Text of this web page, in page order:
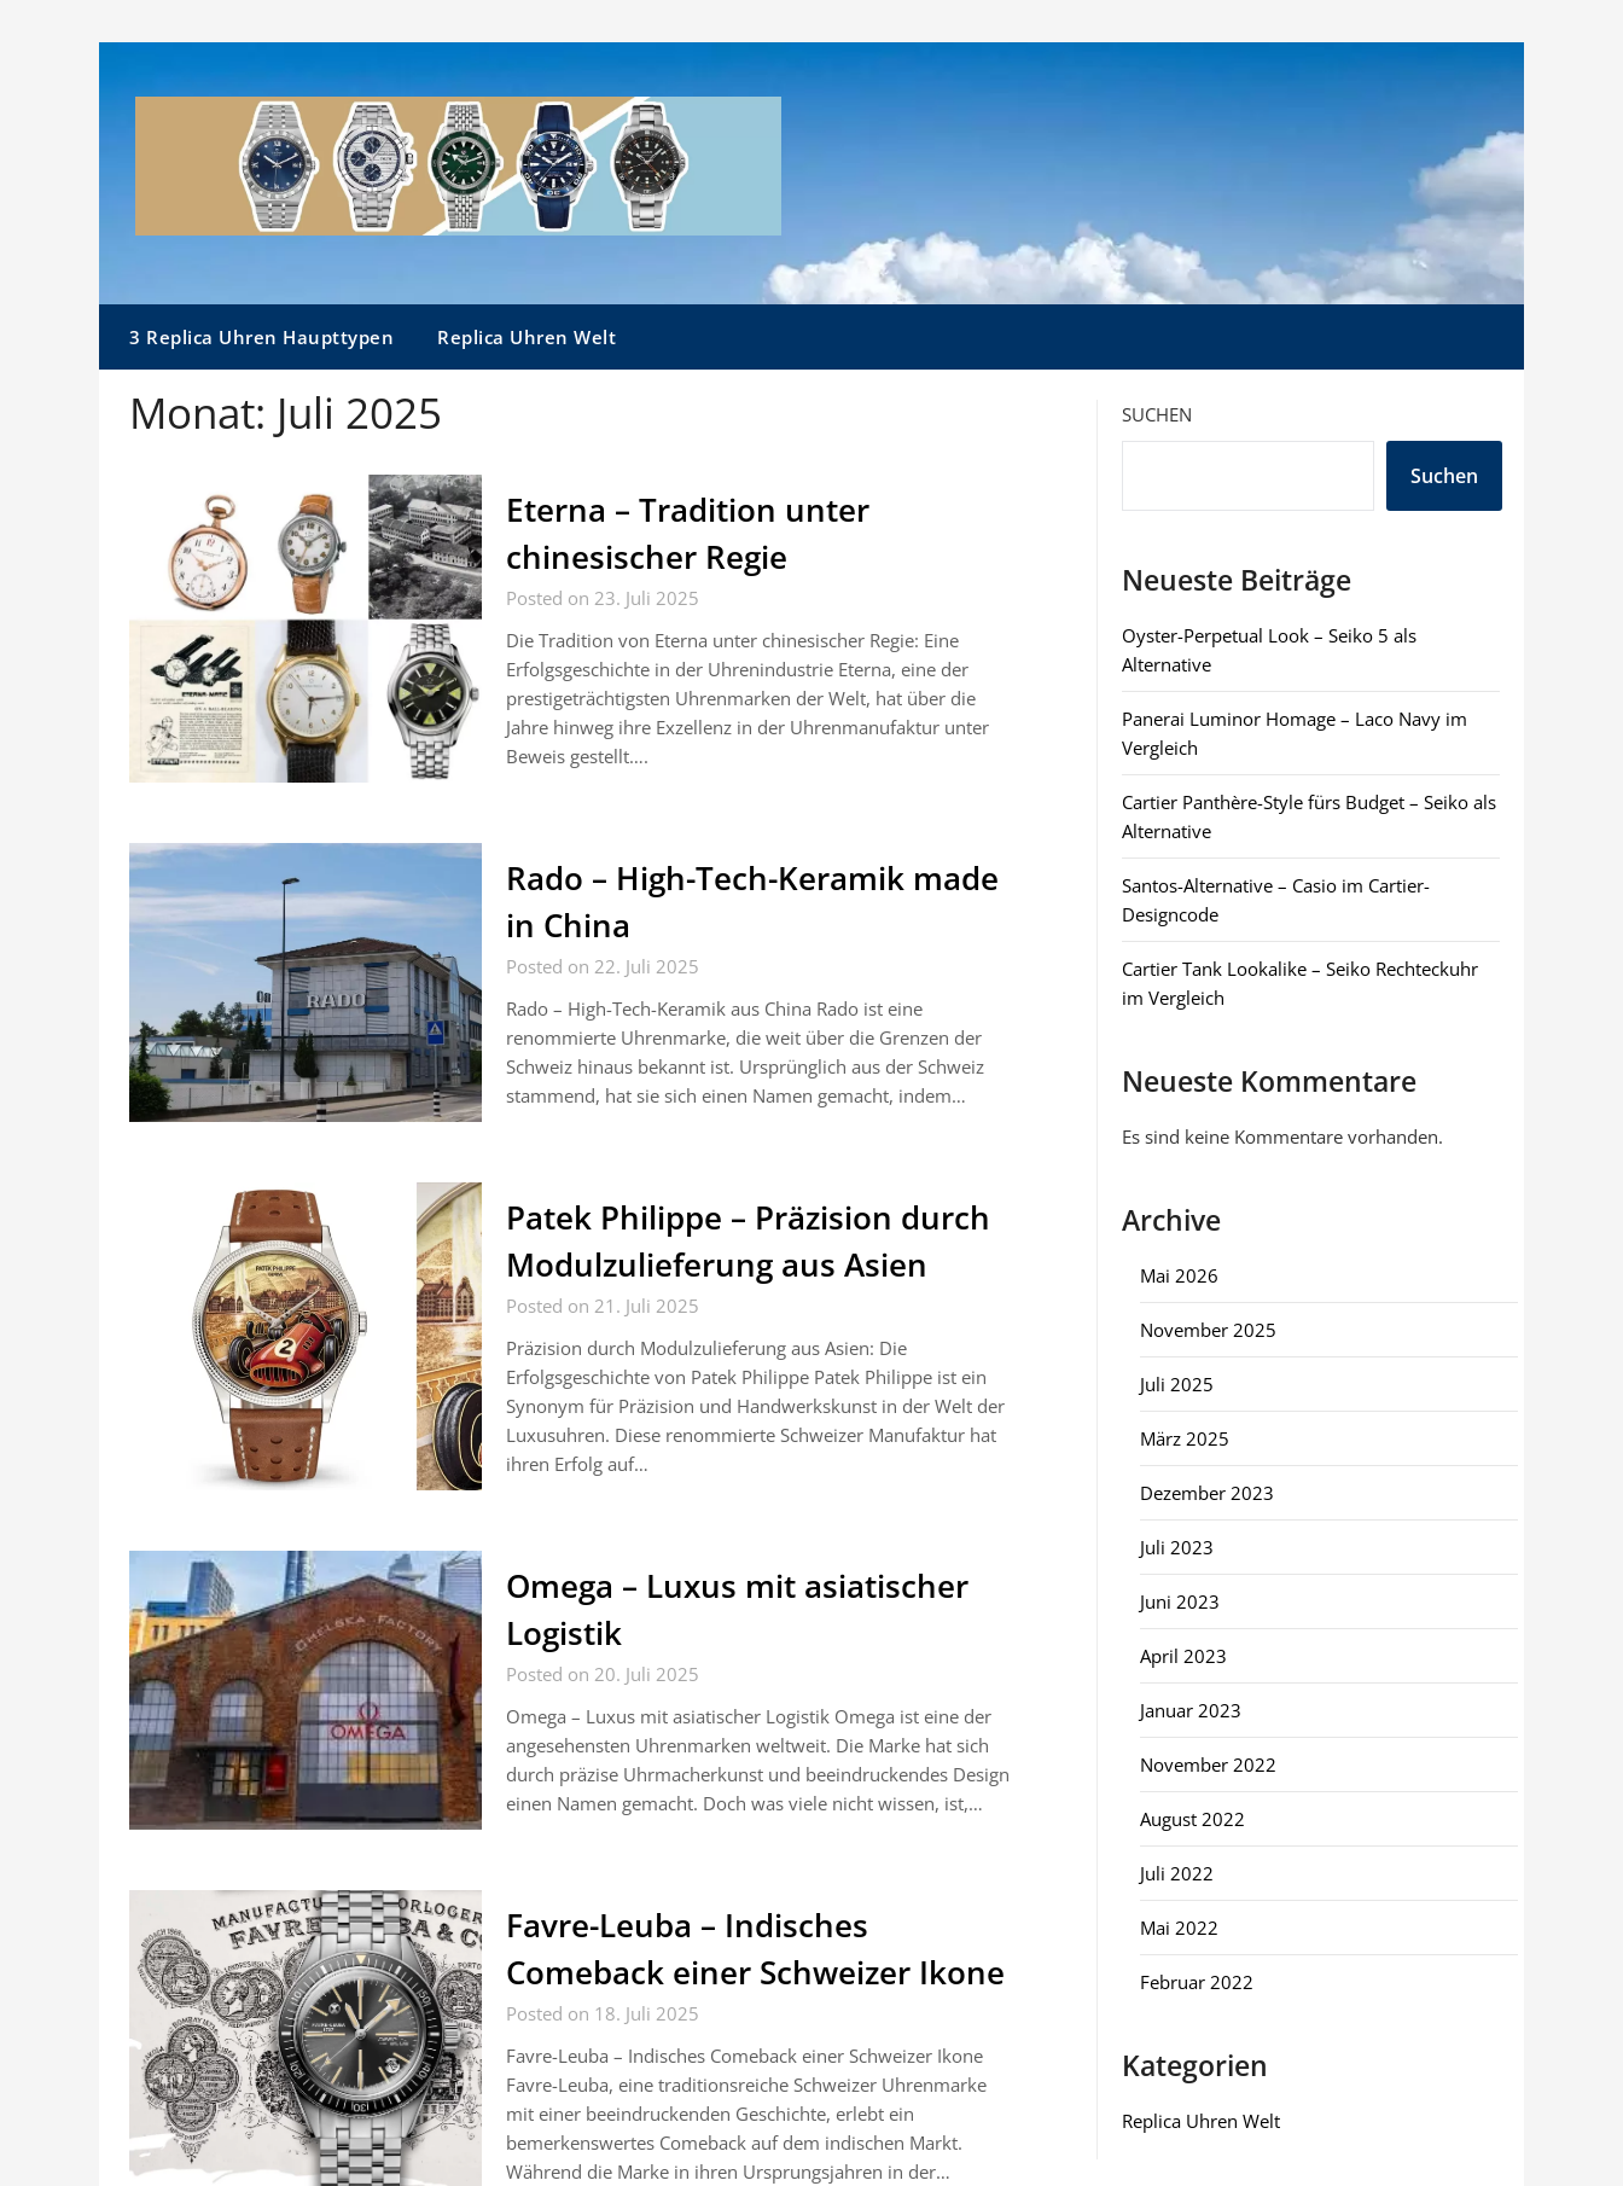
3 Replica Uhren Haupttypen Replica Uhren Welt
Monat: Juli 2025
Eterna – Tradition unter
chinesischer Regie
Posted on 23. Juli 2025
Die Tradition von Eterna unter chinesischer Regie: Eine
Erfolgsgeschichte in der Uhrenindustrie Eterna, eine der
prestigeträchtigsten Uhrenmarken der Welt, hat über die
Jahre hinweg ihre Exzellenz in der Uhrenmanufaktur unter
Beweis gestellt….
Rado – High-Tech-Keramik made
in China
Posted on 22. Juli 2025
Rado – High-Tech-Keramik aus China Rado ist eine
renommierte Uhrenmarke, die weit über die Grenzen der
Schweiz hinaus bekannt ist. Ursprünglich aus der Schweiz
stammend, hat sie sich einen Namen gemacht, indem…
Patek Philippe – Präzision durch
Modulzulieferung aus Asien
Posted on 21. Juli 2025
Präzision durch Modulzulieferung aus Asien: Die
Erfolgsgeschichte von Patek Philippe Patek Philippe ist ein
Synonym für Präzision und Handwerkskunst in der Welt der
Luxusuhren. Diese renommierte Schweizer Manufaktur hat
ihren Erfolg auf…
Omega – Luxus mit asiatischer
Logistik
Posted on 20. Juli 2025
Omega – Luxus mit asiatischer Logistik Omega ist eine der
angesehensten Uhrenmarken weltweit. Die Marke hat sich
durch präzise Uhrmacherkunst und beeindruckendes Design
einen Namen gemacht. Doch was viele nicht wissen, ist,…
Favre-Leuba – Indisches
Comeback einer Schweizer Ikone
Posted on 18. Juli 2025
Favre-Leuba – Indisches Comeback einer Schweizer Ikone
Favre-Leuba, eine traditionsreiche Schweizer Uhrenmarke
mit einer beeindruckenden Geschichte, erlebt ein
bemerkenswertes Comeback auf dem indischen Markt.
Während die Marke in ihren Ursprungsjahren in der…
SUCHEN
Suchen
Neueste Beiträge
Oyster-Perpetual Look – Seiko 5 als
Alternative
Panerai Luminor Homage – Laco Navy im
Vergleich
Cartier Panthère-Style fürs Budget – Seiko als
Alternative
Santos-Alternative – Casio im Cartier-
Designcode
Cartier Tank Lookalike – Seiko Rechteckuhr
im Vergleich
Neueste Kommentare
Es sind keine Kommentare vorhanden.
Archive
Mai 2026
November 2025
Juli 2025
März 2025
Dezember 2023
Juli 2023
Juni 2023
April 2023
Januar 2023
November 2022
August 2022
Juli 2022
Mai 2022
Februar 2022
Kategorien
Replica Uhren Welt